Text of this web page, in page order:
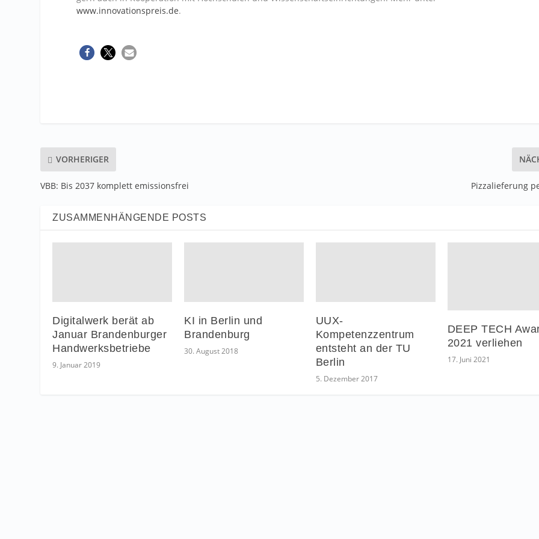
www.innovationspreis.de.
VORHERIGER
VBB: Bis 2037 komplett emissionsfrei Pizzalieferung
ZUSAMMENHÄNGENDE POSTS
Digitalwerk berät ab
Januar Brandenburger
Handwerksbetriebe
9. Januar 2019
KI in Berlin und
Brandenburg
30. August 2018
UUX-
Kompetenzzentrum
entsteht an der TU
Berlin
5. Dezember 2017
DEEP TECH
2021 verliehen
17. Juni 2021